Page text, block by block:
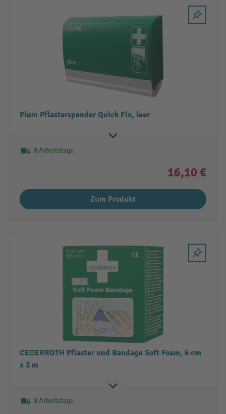
Plum Pflasterspender Quick Fix, leer
8 Arbeitstage
16,10 €
Zum Produkt
CEDERROTH Pflaster und Bandage Soft Foam, 6 cm
x 2 m
8 Arbeitstage